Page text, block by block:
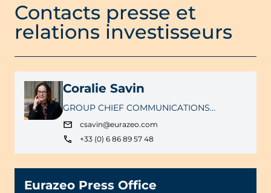
Contacts presse et
relations investisseurs
Coralie Savin
GROUP CHIEF COMMUNICATIONS
OFFICER
csavin@eurazeo.com
+33 (0) 6 86 89 57 48
Eurazeo Press Office